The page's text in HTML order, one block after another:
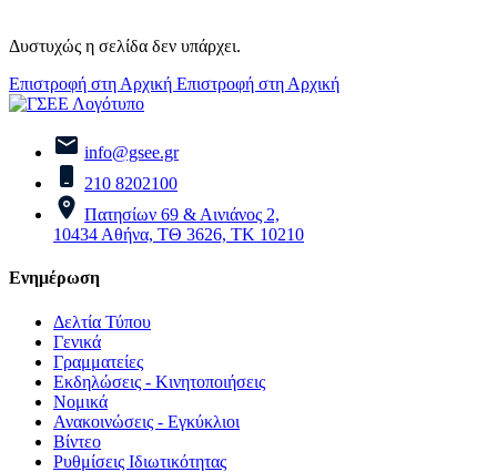
Δυστυχώς η σελίδα δεν υπάρχει.
Επιστροφή στη Αρχική Επιστροφή στη Αρχική
info@gsee.gr
210 8202100
Πατησίων 69 & Αινιάνος 2,
10434 Αθήνα, ΤΘ 3626, ΤΚ 10210
Ενημέρωση
Δελτία Τύπου
Γενικά
Γραμματείες
Εκδηλώσεις - Κινητοποιήσεις
Νομικά
Ανακοινώσεις - Εγκύκλιοι
Βίντεο
Ρυθμίσεις Ιδιωτικότητας